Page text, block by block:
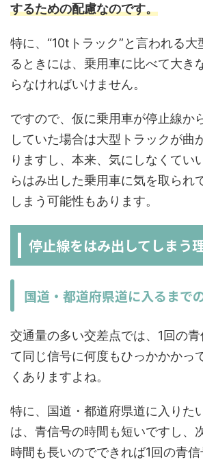
するための配慮なのです。
特に、“10tトラック”と言われる
るときには、乗用車に比べて大き
らなければいけません。
ですので、仮に乗用車が停止線か
していた場合は大型トラックが曲
りますし、本来、気にしなくてい
らはみ出した乗用車に気を取られ
しまう可能性もあります。
停止線をはみ出してしまう
国道・都道府県道に入るまで
交通量の多い交差点では、1回の青
て同じ信号に何度もひっかかかっ
くありますよね。
特に、国道・都道府県道に入りた
は、青信号の時間も短いですし、
時間も長いのでできれば1回の青